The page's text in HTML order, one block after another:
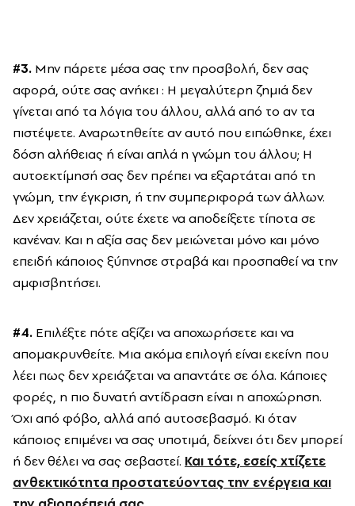
#3. Μην πάρετε μέσα σας την προσβολή, δεν σας
αφορά, ούτε σας ανήκει : Η μεγαλύτερη ζημιά δεν
γίνεται από τα λόγια του άλλου, αλλά από το αν τα
πιστέψετε. Αναρωτηθείτε αν αυτό που ειπώθηκε, έχει
δόση αλήθειας ή είναι απλά η γνώμη του άλλου; Η
αυτοεκτίμησή σας δεν πρέπει να εξαρτάται από τη
γνώμη, την έγκριση, ή την συμπεριφορά των άλλων.
Δεν χρειάζεται, ούτε έχετε να αποδείξετε τίποτα σε
κανέναν. Και η αξία σας δεν μειώνεται μόνο και μόνο
επειδή κάποιος ξύπνησε στραβά και προσπαθεί να την
αμφισβητήσει.
#4. Επιλέξτε πότε αξίζει να αποχωρήσετε και να
απομακρυνθείτε. Μια ακόμα επιλογή είναι εκείνη που
λέει πως δεν χρειάζεται να απαντάτε σε όλα. Κάποιες
φορές, η πιο δυνατή αντίδραση είναι η αποχώρηση.
Όχι από φόβο, αλλά από αυτοσεβασμό. Κι όταν
κάποιος επιμένει να σας υποτιμά, δείχνει ότι δεν μπορεί
ή δεν θέλει να σας σεβαστεί. Και τότε, εσείς χτίζετε
ανθεκτικότητα προστατεύοντας την ενέργεια και